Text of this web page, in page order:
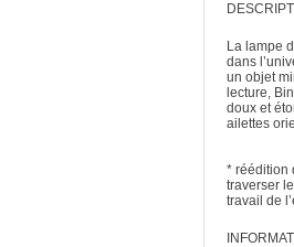
La lampe
dans
un objet
lecture,
doux et
ailettes
* réédition
traverser
travail de